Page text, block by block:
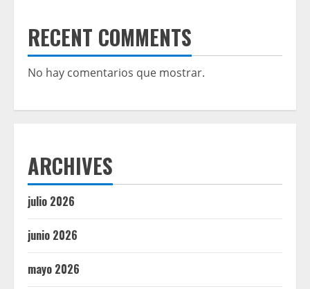
RECENT COMMENTS
No hay comentarios que mostrar.
ARCHIVES
julio 2026
junio 2026
mayo 2026